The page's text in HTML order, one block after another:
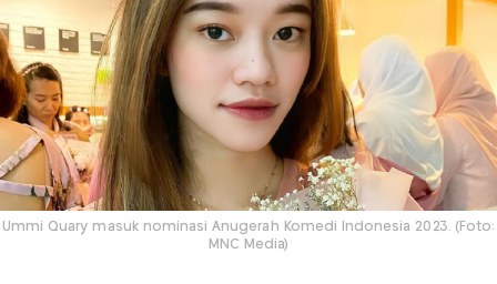
Ummi Quary masuk nominasi Anugerah Komedi Indonesia 2023. (Foto:
MNC Media)